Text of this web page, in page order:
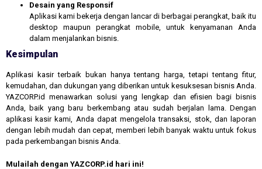
Desain yang Responsif
Aplikasi kami bekerja dengan lancar di berbagai perangkat, baik itu
desktop maupun perangkat mobile, untuk kenyamanan Anda
dalam menjalankan bisnis.
Kesimpulan
Aplikasi kasir terbaik bukan hanya tentang harga, tetapi tentang fitur,
kemudahan, dan dukungan yang diberikan untuk kesuksesan bisnis Anda.
YAZCORP.id menawarkan solusi yang lengkap dan efisien bagi bisnis
Anda, baik yang baru berkembang atau sudah berjalan lama. Dengan
aplikasi kasir kami, Anda dapat mengelola transaksi, stok, dan laporan
dengan lebih mudah dan cepat, memberi lebih banyak waktu untuk fokus
pada perkembangan bisnis Anda.
Mulailah dengan YAZCORP.id hari ini!